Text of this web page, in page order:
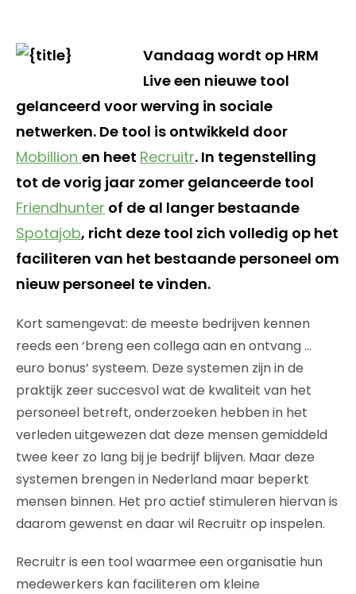
Vandaag wordt op HRM
Live een nieuwe tool
gelanceerd voor werving in sociale
netwerken. De tool is ontwikkeld door
Mobillion en heet Recruitr. In tegenstelling
tot de vorig jaar zomer gelanceerde tool
Friendhunter of de al langer bestaande
Spotajob, richt deze tool zich volledig op het
faciliteren van het bestaande personeel om
nieuw personeel te vinden.
Kort samengevat: de meeste bedrijven kennen
reeds een ‘breng een collega aan en ontvang …
euro bonus’ systeem. Deze systemen zijn in de
praktijk zeer succesvol wat de kwaliteit van het
personeel betreft, onderzoeken hebben in het
verleden uitgewezen dat deze mensen gemiddeld
twee keer zo lang bij je bedrijf blijven. Maar deze
systemen brengen in Nederland maar beperkt
mensen binnen. Het pro actief stimuleren hiervan is
daarom gewenst en daar wil Recruitr op inspelen.
Recruitr is een tool waarmee een organisatie hun
medewerkers kan faciliteren om kleine